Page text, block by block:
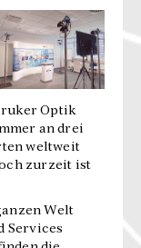
Optik
an drei
weltweit
zurzeit ist
Welt
Services